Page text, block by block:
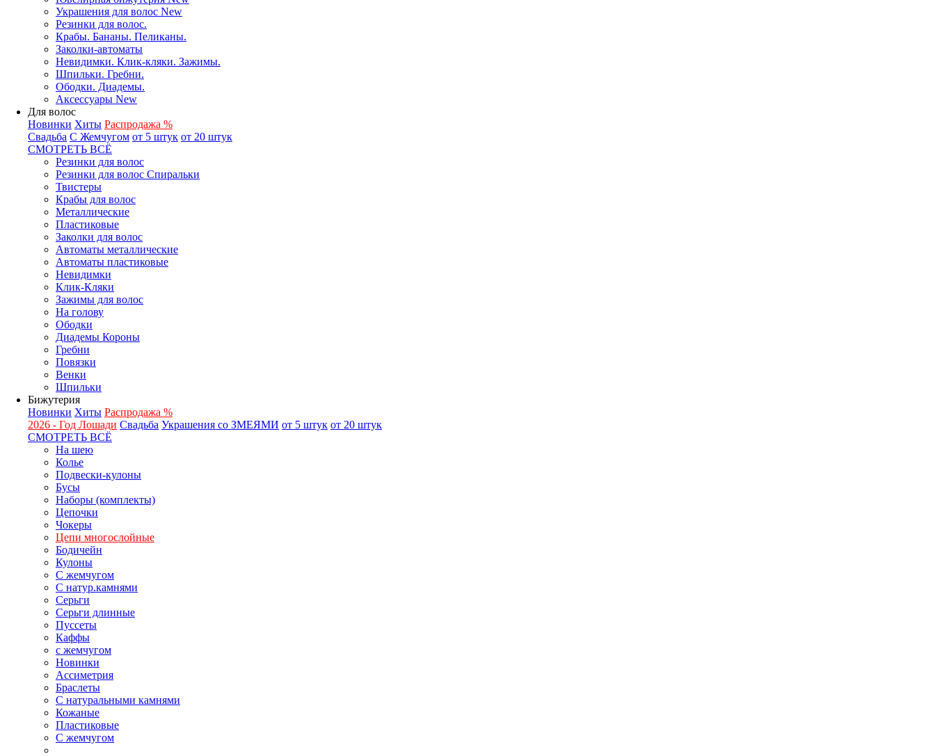
Украшения для волос New
Резинки для волос.
Крабы. Бананы. Пеликаны.
Заколки-автоматы
Невидимки. Клик-кляки. Зажимы.
Шпильки. Гребни.
Ободки. Диадемы.
Аксессуары New
Для волос
Новинки Хиты Распродажа %
Свадьба С Жемчугом от 5 штук от 20 штук
СМОТРЕТЬ ВСЁ
Резинки для волос
Резинки для волос Спиральки
Твистеры
Крабы для волос
Металлические
Пластиковые
Заколки для волос
Автоматы металлические
Автоматы пластиковые
Невидимки
Клик-Кляки
Зажимы для волос
На голову
Ободки
Диадемы Короны
Гребни
Повязки
Венки
Шпильки
Бижутерия
Новинки Хиты Распродажа %
2026 - Год Лошади Свадьба Украшения со ЗМЕЯМИ от 5 штук от 20 штук
СМОТРЕТЬ ВСЁ
На шею
Колье
Подвески-кулоны
Бусы
Наборы (комплекты)
Цепочки
Чокеры
Цепи многослойные
Бодичейн
Кулоны
С жемчугом
С натур.камнями
Серьги
Серьги длинные
Пуссеты
Каффы
с жемчугом
Новинки
Ассиметрия
Браслеты
С натуральными камнями
Кожаные
Пластиковые
С жемчугом